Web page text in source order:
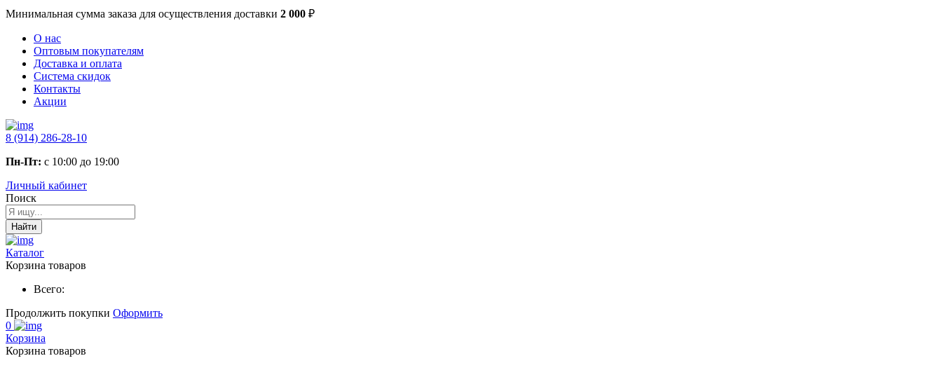
Минимальная сумма заказа для осуществления доставки 2 000 ₽
О нас
Оптовым покупателям
Доставка и оплата
Система скидок
Контакты
Акции
8 (914) 286-28-10
Пн-Пт: с 10:00 до 19:00
Личный кабинет
Поиск
Найти
Каталог
Корзина товаров
Всего:
Продолжить покупки Оформить
0
Корзина
Корзина товаров